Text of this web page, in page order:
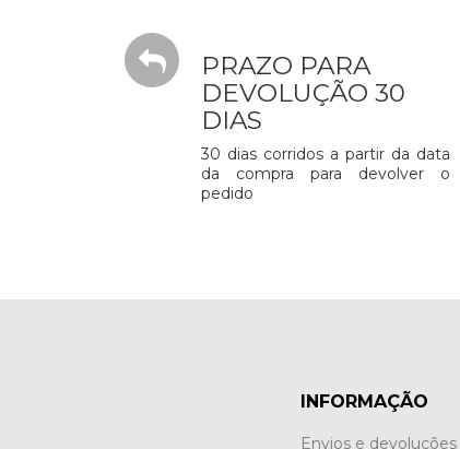
PRAZO PARA
DEVOLUÇÃO 30
DIAS
30 dias corridos a partir da data
da compra para devolver o
pedido
INFORMAÇÃO
Envios e devoluções